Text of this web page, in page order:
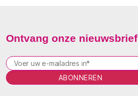
Ontvang onze nieuwsbrief